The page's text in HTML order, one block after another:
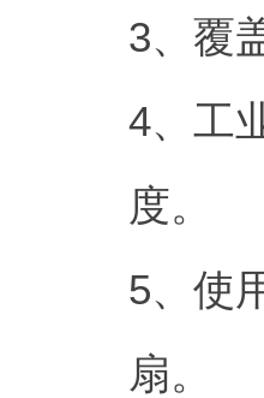
3、覆
4、工
度。
5、使
扇。